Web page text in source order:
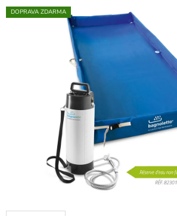
hodnocení
DOPRAVA ZDARMA